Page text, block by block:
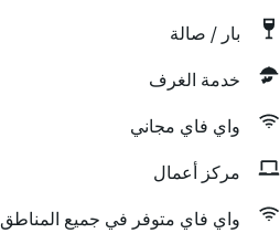
بار / صالة
خدمة الغرف
واي فاي مجاني
مركز أعمال
واي فاي متوفر في جميع المناطق